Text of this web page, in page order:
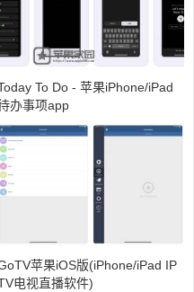
To Do - 苹果iPhone/iPad
办事项app
苹果iOS版(iPhone/iPad IP
电视直播软件)